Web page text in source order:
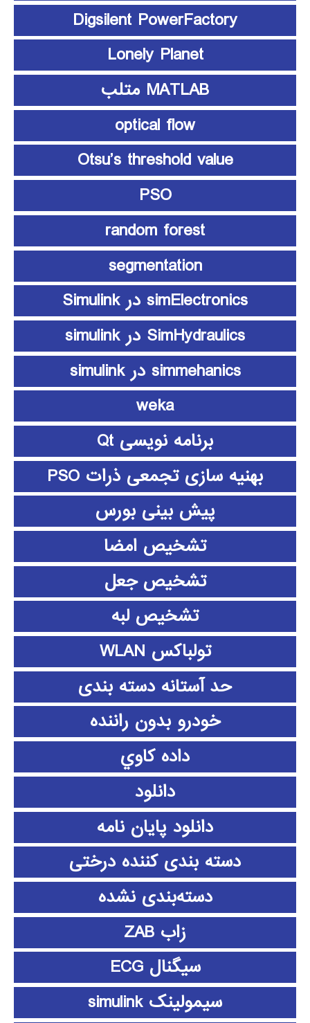
Digsilent PowerFactory
Lonely Planet
MATLAB متلب
optical flow
Otsu’s threshold value
PSO
random forest
segmentation
simElectronics در Simulink
SimHydraulics در simulink
simmehanics در simulink
weka
برنامه نویسی Qt
بهنیه سازی تجمعی ذرات PSO
پیش بینی بورس
تشخیص امضا
تشخیص جعل
تشخیص لبه
تولباکس WLAN
حد آستانه دسته بندی
خودرو بدون راننده
داده كاوي
دانلود
دانلود پايان نامه
دسته بندی کننده درختی
دسته‌بندی نشده
زاب ZAB
سیگنال ECG
سیمولینک simulink